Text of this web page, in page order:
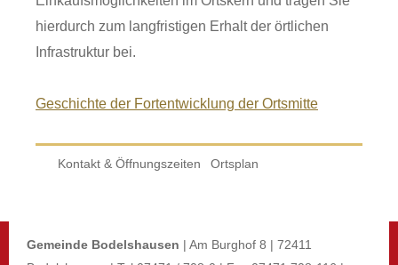
hierdurch zum langfristigen Erhalt der örtlichen
Infrastruktur bei.
Geschichte der Fortentwicklung der Ortsmitte
Kontakt & Öffnungszeiten Ortsplan
Gemeinde Bodelshausen | Am Burghof 8 | 72411